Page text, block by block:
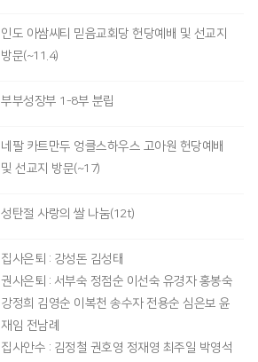
인도 아쌈씨티 믿음교회당 헌당예배 및 선교지
방문(~11.4)
부부성장부 1-8부 분립
네팔 카트만두 엉클스하우스 고아원 헌당예배
및 선교지 방문(~17)
성탄절 사랑의 쌀 나눔(12t)
집사은퇴 : 강성돈 김성태
권사은퇴 : 서부숙 정점순 이선숙 유경자 홍봉숙
강정희 김영순 이복천 송수자 전용순 심은보 윤
재임 전남례
집사안수 : 김정철 권호영 정재영 최주일 박영석